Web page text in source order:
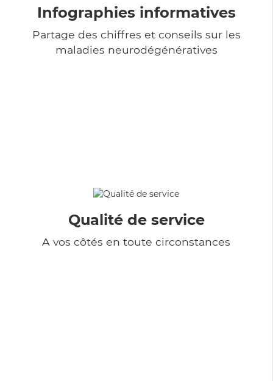
Infographies informatives
Partage des chiffres et conseils sur les
maladies neurodégénératives
Qualité de service
A vos côtés en toute circonstances